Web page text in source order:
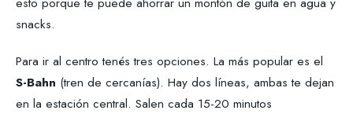
snacks.
Para ir al centro tenés tres opciones. La más popular es el
S-Bahn (tren de cercanías). Hay dos líneas, ambas te dejan
en la estación central. Salen cada 15-20 minutos